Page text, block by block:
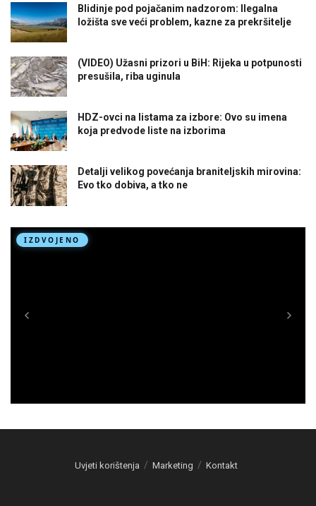
Blidinje pod pojačanim nadzorom: Ilegalna
ložišta sve veći problem, kazne za prekršitelje
(VIDEO) Užasni prizori u BiH: Rijeka u potpunosti
presušila, riba uginula
HDZ-ovci na listama za izbore: Ovo su imena
koja predvode liste na izborima
Detalji velikog povećanja braniteljskih mirovina:
Evo tko dobiva, a tko ne
Uvjeti korištenja Marketing Kontakt